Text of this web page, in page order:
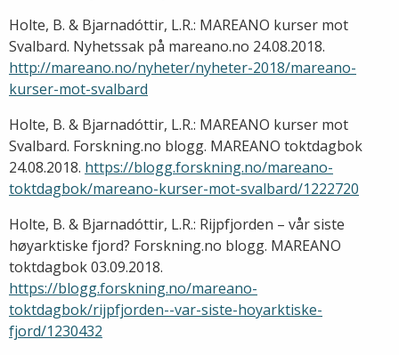
Holte, B. & Bjarnadóttir, L.R.: MAREANO kurser mot
Svalbard. Nyhetssak på mareano.no 24.08.2018.
http://mareano.no/nyheter/nyheter-2018/mareano-
kurser-mot-svalbard
Holte, B. & Bjarnadóttir, L.R.: MAREANO kurser mot
Svalbard. Forskning.no blogg. MAREANO toktdagbok
24.08.2018. https://blogg.forskning.no/mareano-
toktdagbok/mareano-kurser-mot-svalbard/1222720
Holte, B. & Bjarnadóttir, L.R.: Rijpfjorden – vår siste
høyarktiske fjord? Forskning.no blogg. MAREANO
toktdagbok 03.09.2018.
https://blogg.forskning.no/mareano-
toktdagbok/rijpfjorden--var-siste-hoyarktiske-
fjord/1230432